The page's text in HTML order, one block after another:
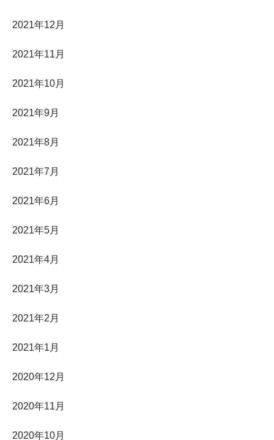
2021年12月
2021年11月
2021年10月
2021年9月
2021年8月
2021年7月
2021年6月
2021年5月
2021年4月
2021年3月
2021年2月
2021年1月
2020年12月
2020年11月
2020年10月